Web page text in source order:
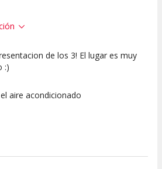
10
Escena
10
artística
de los 3! El lugar es muy
:)
aire acondicionado